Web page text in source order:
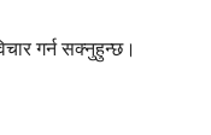
गर्न सक्नुहुन्छ।